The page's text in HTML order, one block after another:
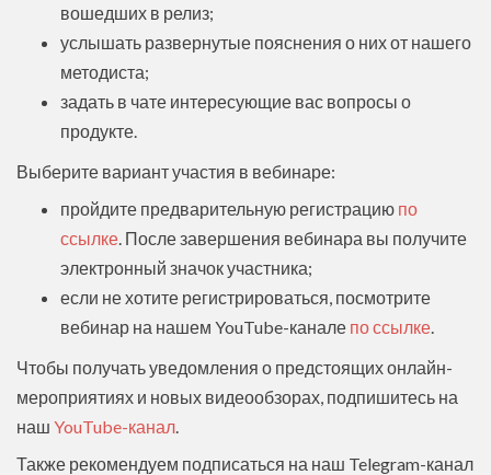
вошедших в релиз;
услышать развернутые пояснения о них от нашего
методиста;
задать в чате интересующие вас вопросы о
продукте.
Выберите вариант участия в вебинаре:
пройдите предварительную регистрацию по
ссылке . После завершения вебинара вы получите
электронный значок участника;
если не хотите регистрироваться, посмотрите
вебинар на нашем YouTube-канале по ссылке
Чтобы получать уведомления о предстоящих онлайн-
мероприятиях и новых видеообзорах, подпишитесь на
наш YouTube-канал
Также рекомендуем подписаться на наш Telegram-канал